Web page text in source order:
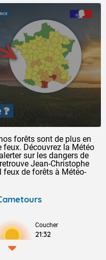
forêts sont de plus en
feux. Découvrez la Météo
sur les dangers de
Jean-Christophe
de forêts à Météo-
Coucher
21:32